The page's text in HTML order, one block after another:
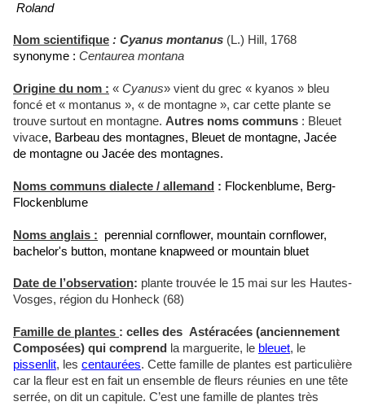
Roland
Nom scientifique : Cyanus montanus (L.) Hill, 1768
synonyme : Centaurea montana
Origine du nom : « Cyanus» vient du grec « kyanos » bleu
foncé et « montanus », « de montagne », car cette plante se
trouve surtout en montagne. Autres noms communs : Bleuet
vivace, Barbeau des montagnes, Bleuet de montagne, Jacée
de montagne ou Jacée des montagnes.
Noms communs dialecte / allemand : Flockenblume, Berg-
Flockenblume
Noms anglais :
perennial cornflower, mountain cornflower,
bachelor's button, montane knapweed or mountain bluet
Date de l’observation: plante trouvée le 15 mai sur les Hautes-
Vosges, région du Honheck (68)
Famille de plantes : celles des Astéracées (anciennement
Composées) qui comprend
la marguerite, le bleuet, le
pissenlit, les centaurées. Cette famille de plantes est particulière
car la fleur est en fait un ensemble de fleurs réunies en une tête
serrée, on dit un capitule. C’est une famille de plantes très